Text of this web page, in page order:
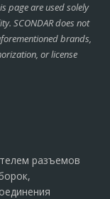
page are used solely
SCONDAR does not
brands,
or license
разъемов